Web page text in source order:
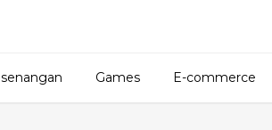
Games E-commerce